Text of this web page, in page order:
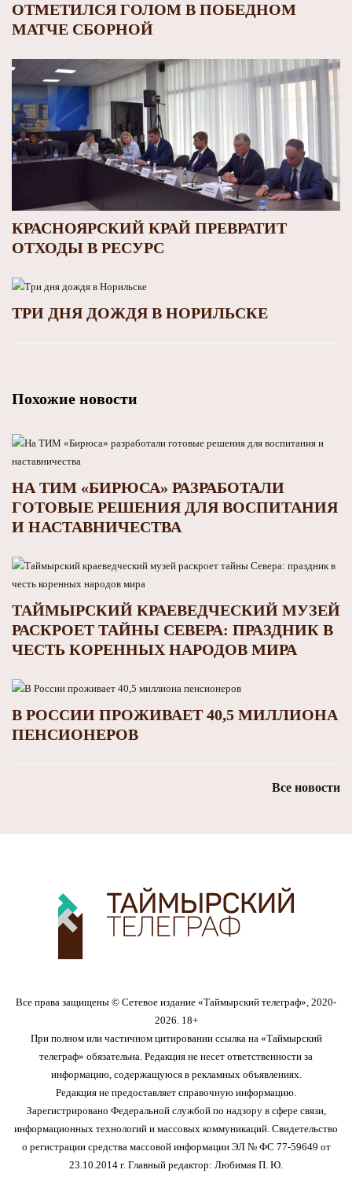
ОТМЕТИЛСЯ ГОЛОМ В ПОБЕДНОМ
МАТЧЕ СБОРНОЙ
КРАСНОЯРСКИЙ КРАЙ ПРЕВРАТИТ
ОТХОДЫ В РЕСУРС
ТРИ ДНЯ ДОЖДЯ В НОРИЛЬСКЕ
Похожие новости
НА ТИМ «БИРЮСА» РАЗРАБОТАЛИ
ГОТОВЫЕ РЕШЕНИЯ ДЛЯ ВОСПИТАНИЯ
И НАСТАВНИЧЕСТВА
ТАЙМЫРСКИЙ КРАЕВЕДЧЕСКИЙ МУЗЕЙ
РАСКРОЕТ ТАЙНЫ СЕВЕРА: ПРАЗДНИК В
ЧЕСТЬ КОРЕННЫХ НАРОДОВ МИРА
В РОССИИ ПРОЖИВАЕТ 40,5 МИЛЛИОНА
ПЕНСИОНЕРОВ
Все новости
Все права защищены © Сетевое издание «Таймырский телеграф», 2020-
2026. 18+
При полном или частичном цитировании ссылка на «Таймырский
телеграф» обязательна. Редакция не несет ответственности за
информацию, содержащуюся в рекламных объявлениях.
Редакция не предоставляет справочную информацию.
Зарегистрировано Федеральной службой по надзору в сфере связи,
информационных технологий и массовых коммуникаций. Свидетельство
о регистрации средства массовой информации ЭЛ № ФС 77-59649 от
23.10.2014 г. Главный редактор: Любимая П. Ю.